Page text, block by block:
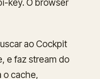
key. O browser
ao Cockpit
e faz stream do
o cache,